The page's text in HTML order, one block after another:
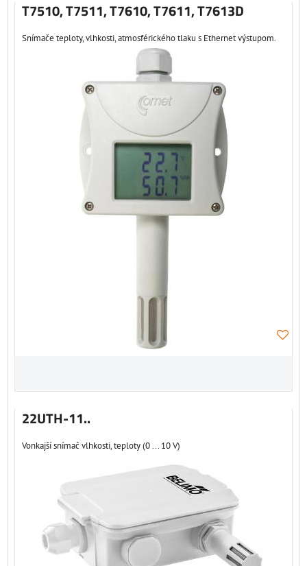
T7510, T7511, T7610, T7611, T7613D
Snímače teploty, vlhkosti, atmosférického tlaku s Ethernet výstupom.
22UTH-11..
Vonkajší snímač vlhkosti, teploty (0 ... 10 V)